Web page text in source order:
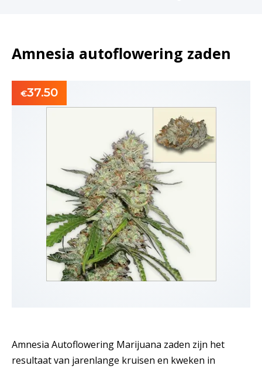
Amnesia autoflowering zaden
€37.50
Amnesia Autoflowering Marijuana zaden zijn het
resultaat van jarenlange kruisen en kweken in